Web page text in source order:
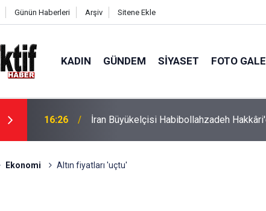
Günün Haberleri Arşiv Sitene Ekle
KADIN GÜNDEM SIYASET FOTO
16:13 Hakkari Milletvekili Bartın Maden
Ekonomi Altın fiyatları 'uçtu'